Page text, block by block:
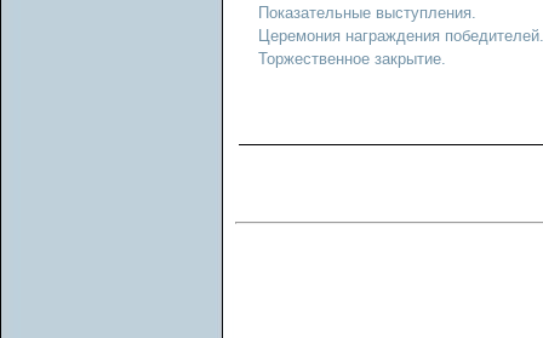
Показательные выступления.
Церемония награждения победителей.
Торжественное закрытие.